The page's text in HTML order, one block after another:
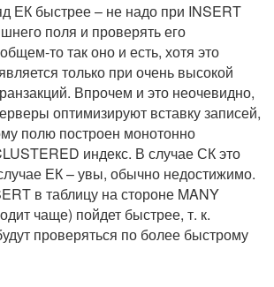
ЕК быстрее – не надо при INSERT
поля и проверять его
то так оно и есть, хотя это
только при очень высокой
Впрочем и это неочевидно,
оптимизируют вставку записей,
полю построен монотонно
индекс. В случае СК это
ЕК – увы, обычно недостижимо.
в таблицу на стороне MANY
чаще) пойдет быстрее, т. к.
проверяться по более быстрому